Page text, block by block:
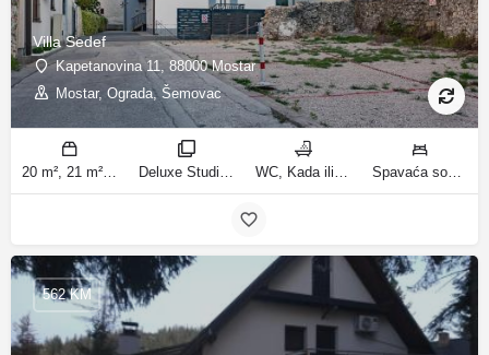
Villa Sedef
Kapetanovina 11, 88000 Mostar
Mostar, Ograda, Šemovac
562 KM